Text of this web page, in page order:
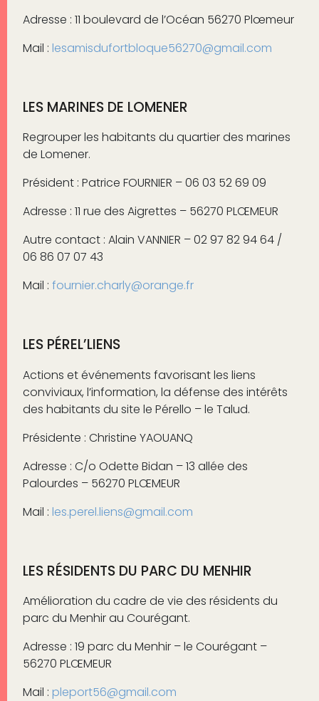
Adresse : 11 boulevard de l’Océan 56270 Plœmeur
Mail : lesamisdufortbloque56270@gmail.com
LES MARINES DE LOMENER
Regrouper les habitants du quartier des marines
de Lomener.
Président : Patrice FOURNIER – 06 03 52 69 09
Adresse : 11 rue des Aigrettes – 56270 PLŒMEUR
Autre contact : Alain VANNIER – 02 97 82 94 64 /
06 86 07 07 43
Mail : fournier.charly@orange.fr
LES PÉREL’LIENS
Actions et événements favorisant les liens
conviviaux, l’information, la défense des intérêts
des habitants du site le Pérello – le Talud.
Présidente : Christine YAOUANQ
Adresse : C/o Odette Bidan – 13 allée des
Palourdes – 56270 PLŒMEUR
Mail : les.perel.liens@gmail.com
LES RÉSIDENTS DU PARC DU MENHIR
Amélioration du cadre de vie des résidents du
parc du Menhir au Courégant.
Adresse : 19 parc du Menhir – le Courégant –
56270 PLŒMEUR
Mail : pleport56@gmail.com